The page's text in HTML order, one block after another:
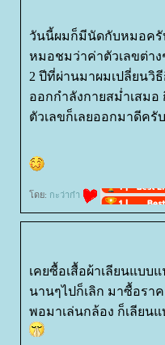
วันนี้ผมก็มีนัดกับหมอครั
หมอชมว่าค่าตัวเลขต่าง
2 ปีที่ผ่านมาผมเปลี่ยนวิ
ออกกำลังกายสม่ำเสม
ตัวเลขก็เลยออกมาดีครับ
ดย: กะว่าก๋า
เคยซื้อเสื้อผ้าเลียนแบบ
นานๆไปก็เลิก มาซื้อราค
พอมาเล่นกล้อง ก็เลียน